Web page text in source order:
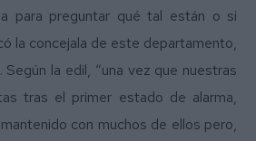
para preguntar qué tal están o si
la concejala de este departamento,
la edil, “una vez que nuestras
tras el primer estado de alarma,
con muchos de ellos pero,